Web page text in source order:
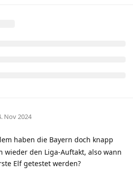
Nov 2024
haben die Bayern doch knapp
wieder den Liga-Auftakt, also wann
Elf getestet werden?